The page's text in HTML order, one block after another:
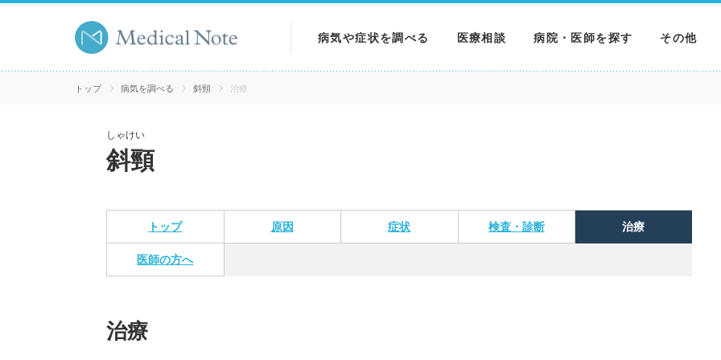
病気や症状を調べる
病気を調べる
医療相談 病院・医師を探す
病院を探す
その他
MNニュー
トップ 病気を調べる 斜頸 治療
しゃけい
斜頸
トップ 原因 症状 検査・診断 治療
医師の方へ
治療